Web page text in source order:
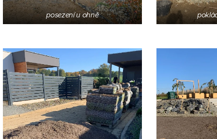
posezení u ohně